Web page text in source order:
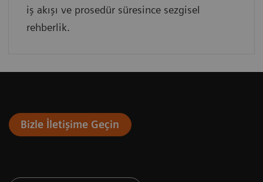
iş akışı ve prosedür süresince sezgisel
rehberlik.
Bizle İletişime Geçin